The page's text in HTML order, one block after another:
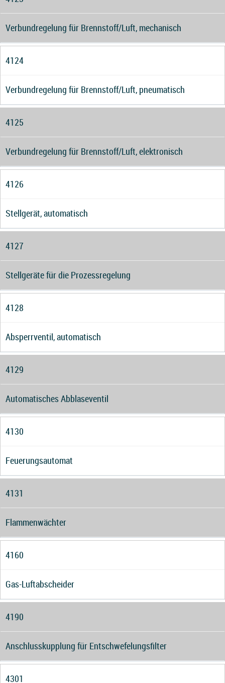
Verbundregelung für Brennstoff/Luft, mechanisch
4124
Verbundregelung für Brennstoff/Luft, pneumatisch
4125
Verbundregelung für Brennstoff/Luft, elektronisch
4126
Stellgerät, automatisch
4127
Stellgeräte für die Prozessregelung
4128
Absperrventil, automatisch
4129
Automatisches Abblaseventil
4130
Feuerungsautomat
4131
Flammenwächter
4160
Gas-Luftabscheider
4190
Anschlusskupplung für Entschwefelungsfilter
4301